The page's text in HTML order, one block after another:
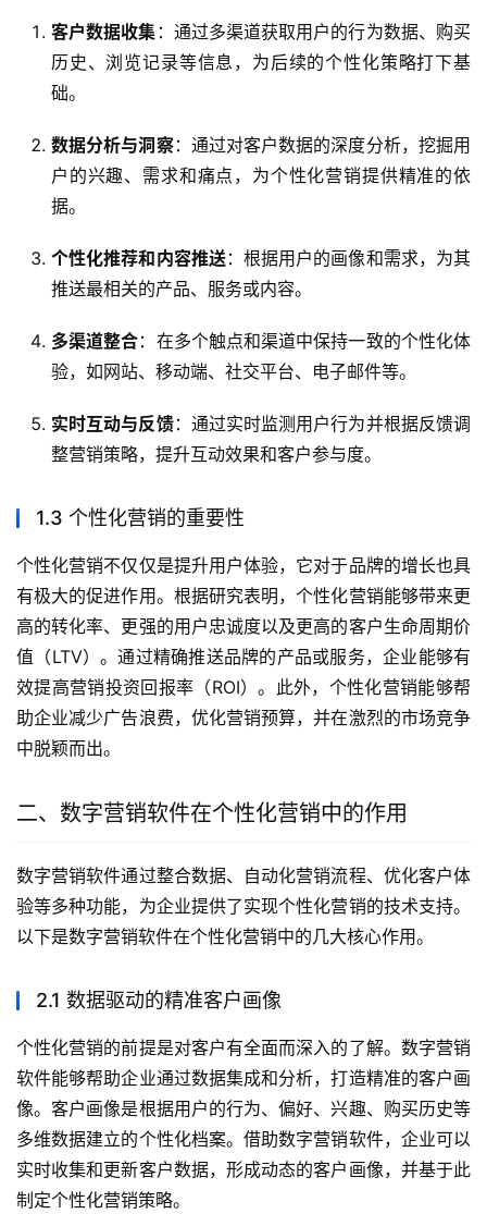
客户数据收集 ：通过多渠道获取用户的行为数据、购买
历史、浏览记录等信息，为后续的个性化策略打下基
础。
数据分析与洞察：通过对客户数据的深度分析，挖掘用
户的兴趣、需求和痛点，为个性化营销提供精准的依
据。
个性化推荐和内容推送：根据用户的画像和需求，为其
推送最相关的产品、服务或内容。
多渠道整合：在多个触点和渠道中保持一致的个性化体
验，如网站、移动端、社交平台、电子邮件等。
实时互动与反馈：通过实时监测用户行为并根据反馈调
整营销策略，提升互动效果和客户参与度。
1.3 个性化营销的重要性
个性化营销不仅仅是提升用户体验，它对于品牌的增长也具
有极大的促进作用。根据研究表明，个性化营销能够带来更
高的转化率、更强的用户忠诚度以及更高的客户生命周期价
值（LTV）。通过精确推送品牌的产品或服务，企业能够有
效提高营销投资回报率（ROI）。此外，个性化营销能够帮
助企业减少广告浪费，优化营销预算，并在激烈的市场竞争
中脱颖而出。
二、数字营销软件在个性化营销中的作用
数字营销软件通过整合数据、自动化营销流程、优化客户体
验等多种功能，为企业提供了实现个性化营销的技术支持。
以下是数字营销软件在个性化营销中的几大核心作用。
2.1 数据驱动的精准客户画像
个性化营销的前提是对客户有全面而深入的了解。数字营销
软件能够帮助企业通过数据集成和分析，打造精准的客户画
像。客户画像是根据用户的行为、偏好、兴趣、购买历史等
多维数据建立的个性化档案。借助数字营销软件，企业可以
实时收集和更新客户数据，形成动态的客户画像，并基于此
制定个性化营销策略。